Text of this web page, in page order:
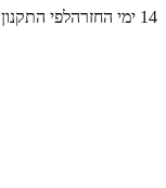
14 ימי החזרה לפי התקנון